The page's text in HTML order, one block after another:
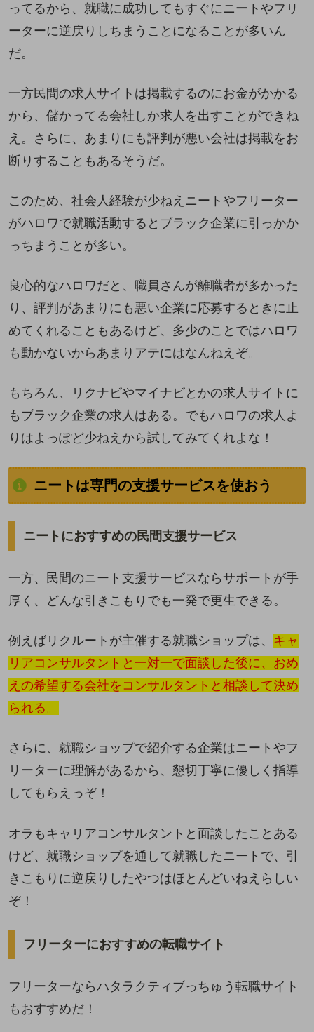
ってるから、就職に成功してもすぐにニートやフリ
ーターに逆戻りしちまうことになることが多いん
だ。
一方民間の求人サイトは掲載するのにお金がかかる
から、儲かってる会社しか求人を出すことができね
え。さらに、あまりにも評判が悪い会社は掲載をお
断りすることもあるそうだ。
このため、社会人経験が少ねえニートやフリーター
がハロワで就職活動するとブラック企業に引っかか
っちまうことが多い。
良心的なハロワだと、職員さんが離職者が多かった
り、評判があまりにも悪い企業に応募するときに止
めてくれることもあるけど、多少のことではハロワ
も動かないからあまりアテにはなんねえぞ。
もちろん、リクナビやマイナビとかの求人サイトに
もブラック企業の求人はある。でもハロワの求人よ
りはよっぽど少ねえから試してみてくれよな！
ニートは専門の支援サービスを使おう
ニートにおすすめの民間支援サービス
一方、民間のニート支援サービスならサポートが手
厚く、どんな引きこもりでも一発で更生できる。
例えばリクルートが主催する就職ショップは、 キャ
リアコンサルタントと一対一で面談した後に、おめ
えの希望する会社をコンサルタントと相談して決め
られる。
さらに、就職ショップで紹介する企業はニートやフ
リーターに理解があるから、懇切丁寧に優しく指導
してもらえっぞ！
オラもキャリアコンサルタントと面談したことある
けど、就職ショップを通して就職したニートで、引
きこもりに逆戻りしたやつはほとんどいねえらしい
ぞ！
フリーターにおすすめの転職サイト
フリーターならハタラクティブっちゅう転職サイト
もおすすめだ！